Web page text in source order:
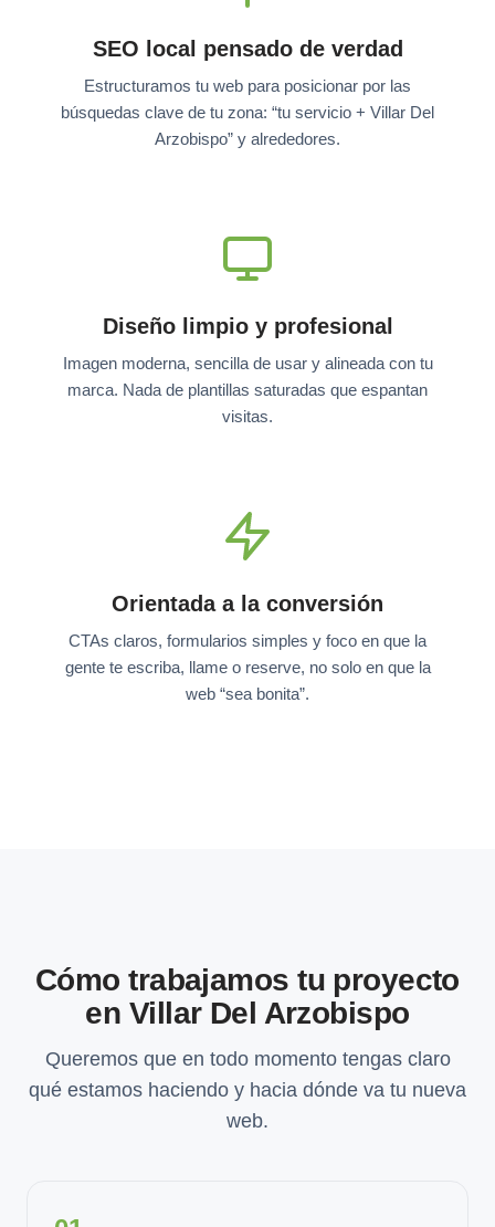
SEO local pensado de verdad
Estructuramos tu web para posicionar por las
búsquedas clave de tu zona: “tu servicio + Villar Del
Arzobispo” y alrededores.
Diseño limpio y profesional
Imagen moderna, sencilla de usar y alineada con tu
marca. Nada de plantillas saturadas que espantan
visitas.
Orientada a la conversión
CTAs claros, formularios simples y foco en que la
gente te escriba, llame o reserve, no solo en que la
web “sea bonita”.
Cómo trabajamos tu proyecto
en Villar Del Arzobispo
Queremos que en todo momento tengas claro
qué estamos haciendo y hacia dónde va tu nueva
web.